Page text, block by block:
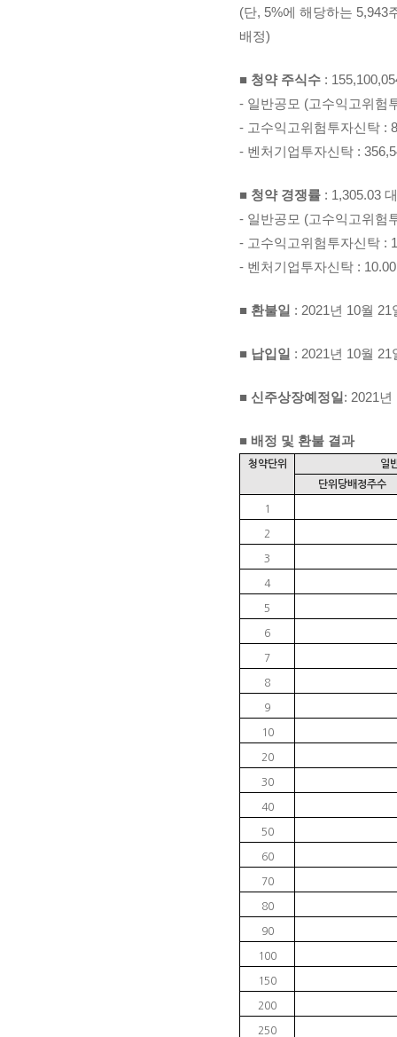
(단, 5%에 해당하는 5,943
배정)
■ 청약 주식수 :
- 일반공모 (고수익고위험
- 고수익고위험투자신탁 :
- 벤처기업투자신탁 :
■ 청약 경쟁률 : 1,305.03 대
- 일반공모 (고수익고위험
- 고수익고위험투자신탁 :
- 벤처기업투자신탁 :
■ 환불일 : 2021 년 10월 21
■ 납입일 : 2021 년 10월 21
■ 신주상장예정일 : 2021 년
■ 배정 및 환불 결과
청약단위
일
단위당배정주수
1
2
3
4
5
6
7
8
9
10
20
30
40
50
60
70
80
90
100
150
200
250